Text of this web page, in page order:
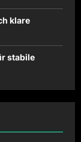
klare
stabile